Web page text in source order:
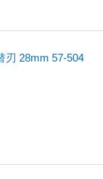
刃 28mm 57-504